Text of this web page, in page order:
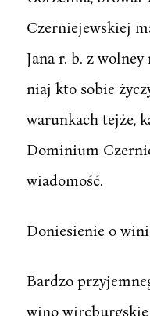
Czerniejewskiej
Jana r. b. z
niaj kto sobie
warunkach tejże,
Dominium
wiadomość.
Doniesienie o
Bardzo
wino wircburgskie